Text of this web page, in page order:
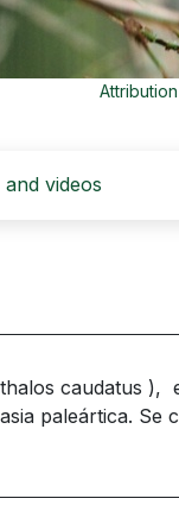
Attribution
and videos
caudatus ),
paleártica. Se